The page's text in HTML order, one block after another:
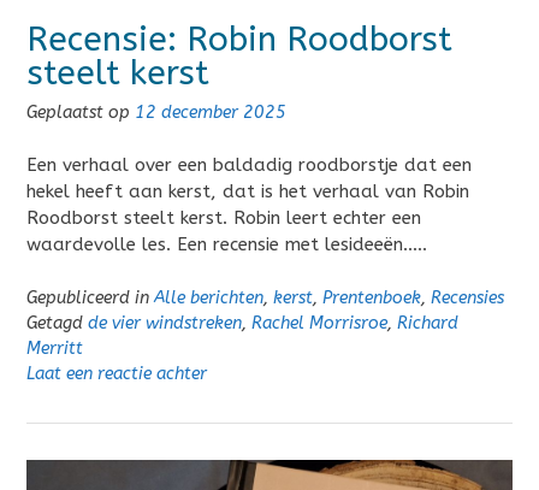
Recensie: Robin Roodborst
steelt kerst
Geplaatst op 12 december 2025
Een verhaal over een baldadig roodborstje dat een
hekel heeft aan kerst, dat is het verhaal van Robin
Roodborst steelt kerst. Robin leert echter een
waardevolle les. Een recensie met lesideeën…..
Gepubliceerd inAlle berichten, kerst, Prentenboek, Recensies
Getagd de vier windstreken, Rachel Morrisroe, Richard
Merritt
Laat een reactie achter